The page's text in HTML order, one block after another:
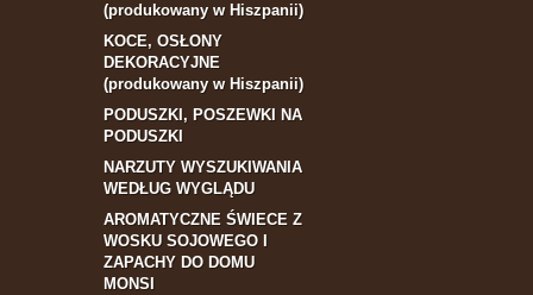
(produkowany w Hiszpanii)
KOCE, OSŁONY
DEKORACYJNE
(produkowany w Hiszpanii)
PODUSZKI, POSZEWKI NA
PODUSZKI
NARZUTY WYSZUKIWANIA
WEDŁUG WYGLĄDU
AROMATYCZNE ŚWIECE Z
WOSKU SOJOWEGO I
ZAPACHY DO DOMU
MONSI